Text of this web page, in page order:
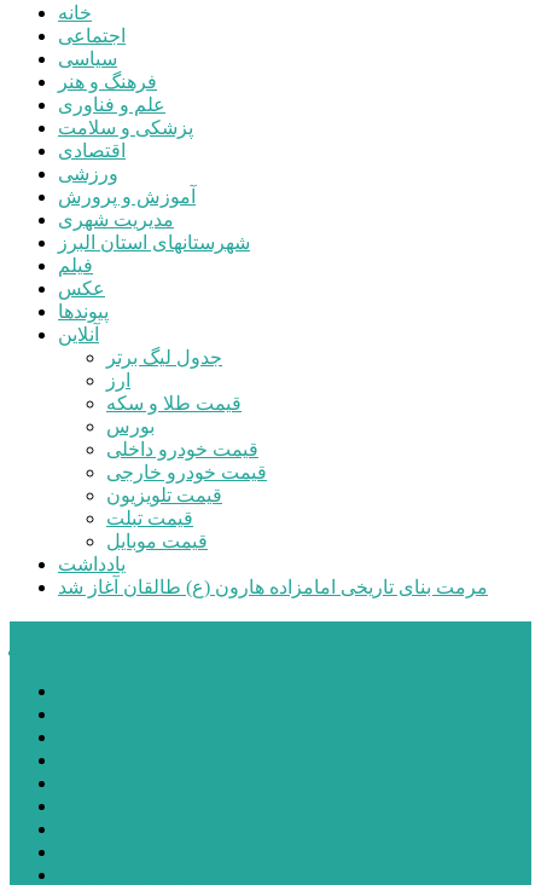
خانه
اجتماعی
سیاسی
فرهنگ و هنر
علم و فناوری
پزشکی و سلامت
اقتصادی
ورزشی
آموزش و پرورش
مدیریت شهری
شهرستانهای استان البرز
فیلم
عکس
پیوندها
آنلاین
جدول لیگ برتر
ارز
قیمت طلا و سکه
بورس
قیمت خودرو داخلی
قیمت خودرو خارجی
قیمت تلویزیون
قیمت تبلت
قیمت موبایل
یادداشت
مرمت بنای تاریخی امامزاده هارون (ع) طالقان آغاز شد